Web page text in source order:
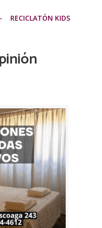
RECICLATÓN KIDS